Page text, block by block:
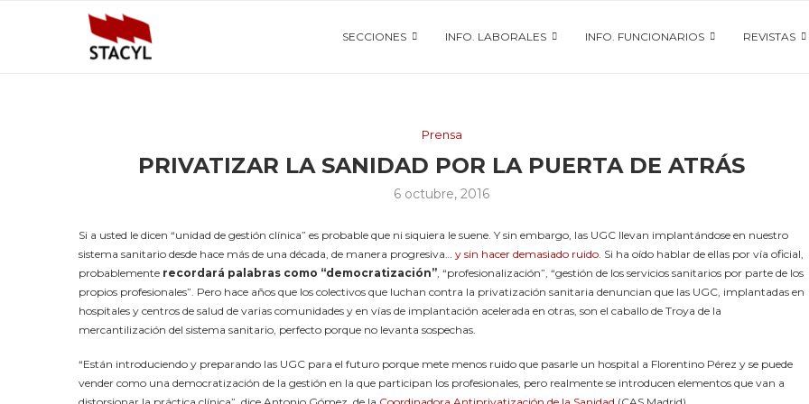
SECCIONES INFO. LABORALES INFO. FUNCIONARIOS REVISTAS
Prensa
PRIVATIZAR LA SANIDAD POR LA PUERTA DE ATRÁS
6 octubre, 2016
Si a usted le dicen “unidad de gestión clínica” es probable que ni siquiera le suene. Y sin embargo, las UGC llevan implantándose en nuestro
sistema sanitario desde hace más de una década, de manera progresiva… y sin hacer demasiado ruido. Si ha oído hablar de ellas por vía oficial,
probablemente recordará palabras como “democratización”, “profesionalización”, “gestión de los servicios sanitarios por parte de los
propios profesionales”. Pero hace años que los colectivos que luchan contra la privatización sanitaria denuncian que las UGC, implantadas en
hospitales y centros de salud de varias comunidades y en vías de implantación acelerada en otras, son el caballo de Troya de la
mercantilización del sistema sanitario, perfecto porque no levanta sospechas.
“Están introduciendo y preparando las UGC para el futuro porque mete menos ruido que pasarle un hospital a Florentino Pérez y se puede
vender como una democratización de la gestión en la que participan los profesionales, pero realmente se introducen elementos que van a